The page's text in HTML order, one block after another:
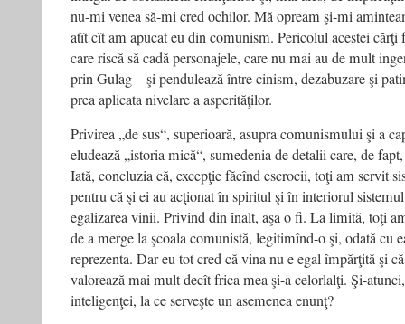
nu-mi venea să-mi cred ochilor. Mă opream şi-mi
atît cît am apucat eu din comunism. Pericolul acestei cărţi
care riscă să cadă personajele, care nu mai au de mult
prin Gulag – şi pendulează între cinism, dezabuzare şi
prea aplicata nivelare a asperităţilor.
Privirea „de sus“, superioară, asupra comunismului şi a
eludează „istoria mică“, sumedenia de detalii care, de
Iată, concluzia că, excepţie făcînd escrocii, toţi am servit
pentru că şi ei au acţionat în spiritul şi în interiorul
egalizarea vinii. Privind din înalt, aşa o fi. La limită, toţi
de a merge la şcoala comunistă, legitimînd-o şi, odată cu
reprezenta. Dar eu tot cred că vina nu e egal împărţită şi
valorează mai mult decît frica mea şi-a celorlalţi. Şi-
inteligenţei, la ce serveşte un asemenea enunţ?